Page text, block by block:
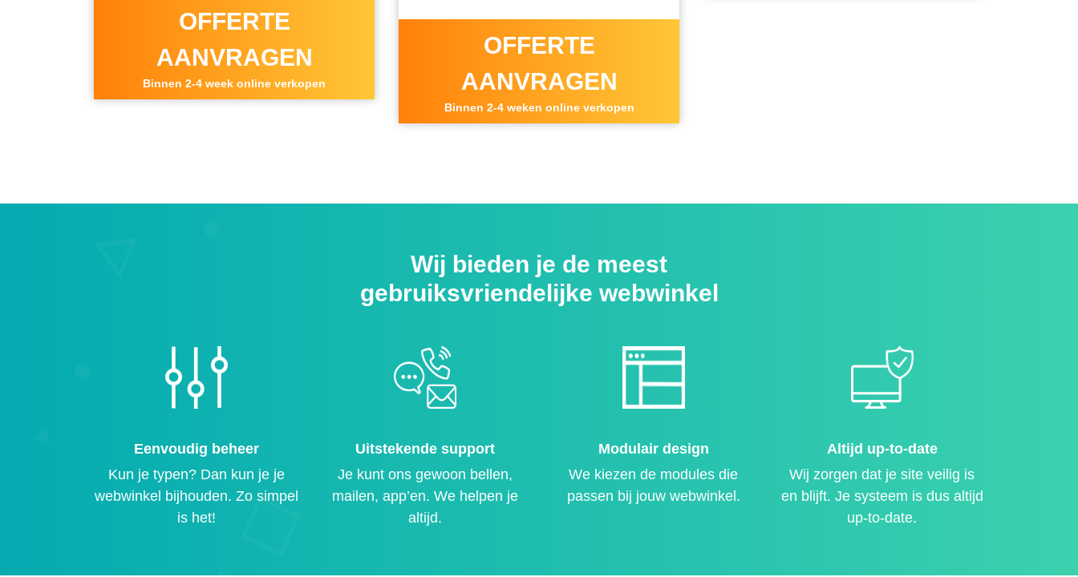
OFFERTE
AANVRAGEN
Binnen 2-4 week online verkopen
OFFERTE
AANVRAGEN
Binnen 2-4 weken online verkopen
Wij bieden je de meest
gebruiksvriendelijke webwinkel
Eenvoudig beheer
Kun je typen? Dan kun je je
webwinkel bijhouden. Zo simpel
is het!
Uitstekende support
Je kunt ons gewoon bellen,
mailen, app’en. We helpen je
altijd.
Modulair design
We kiezen de modules die
passen bij jouw webwinkel.
Altijd up-to-date
Wij zorgen dat je site veilig is
en blijft. Je systeem is dus altijd
up-to-date.